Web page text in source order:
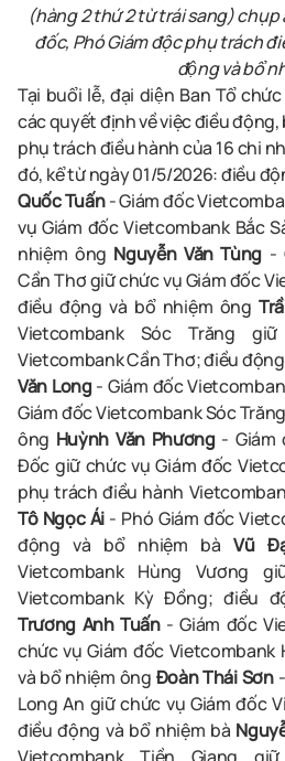
(hàng 2 thứ 2 từ trái sang) chụp
đốc, Phó Giám độc phụ trách
động và bổ
Tại buổi lễ, đại diện Ban Tổ
các quyết định về việc điều
phụ trách điều hànhcủa 16 chi
đó, kể từ ngày 01/5/2026: điều
Quốc Tuấn- Giám đốc
vụ Giám đốcVietcombank Bắc
nhiệm ông Nguyễn Văn Tùng -
Cần Thơ giữ chức vụ Giám đốc
điều động và bổ nhiệm ông
Vietcombank Sóc Trăng
Vietcombank Cần Thơ; điều
Văn Long- Giám đốc
Giám đốc Vietcombank Sóc
ông Huỳnh Văn Phương- Giám
Đốc giữ chức vụ Giám đốc
phụ trách điều hành
Tô Ngọc Ái - Phó Giám đốc
động và bổ nhiệm bàVũ
Vietcombank Hùng Vương
Vietcombank Kỳ Đồng; điều
Trương Anh Tuấn- Giám đốc
chức vụ Giám đốc Vietcombank
và bổ nhiệm ông Đoàn Thái Sơn-
Long An giữ chức vụ Giám đốc
điều động và bổ nhiệm bà